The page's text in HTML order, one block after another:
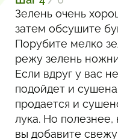
Зелень очень
затем обсушите
Порубите мелко
режу зелень
Если вдруг у вас
подойдет и
продается и
лука. Но
вы добавите